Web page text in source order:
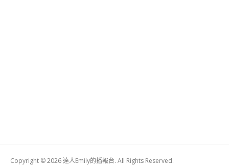
Copyright © 2026 達人Emily的播報台. All Rights Reserved.